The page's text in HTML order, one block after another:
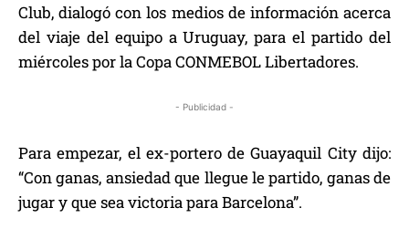
Club, dialogó con los medios de información acerca
del viaje del equipo a Uruguay, para el partido del
miércoles por la Copa CONMEBOL Libertadores.
- Publicidad -
Para empezar, el ex-portero de Guayaquil City dijo:
“Con ganas, ansiedad que llegue le partido, ganas de
jugar y que sea victoria para Barcelona”.